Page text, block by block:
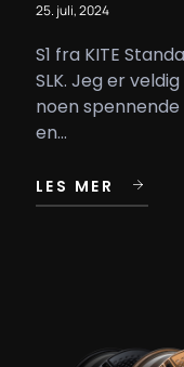
25. juli, 2024
S1 fra KITE
SLK. Jeg er
noen
en...
LES MER